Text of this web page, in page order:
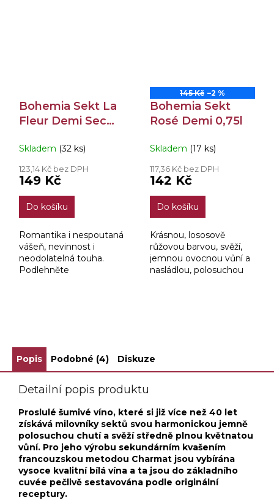
Bohemia Sekt La
Fleur Demi Sec
Skladem (32 ks)
123,14 Kč bez DPH
149 Kč
Do košíku
Romantika i nespoutaná
vášeň, nevinnost i
neodolatelná touha.
Podlehněte
145 Kč –2 %
Bohemia Sekt
Rosé Demi 0,75l
Skladem (17 ks)
117,36 Kč bez DPH
142 Kč
Do košíku
Krásnou, lososově
růžovou barvou, svěží,
jemnou ovocnou vůní a
nasládlou, polosuchou
Popis Podobné (4) Diskuze
Detailní popis produktu
Proslulé šumivé víno, které si již více než 40 let
získává milovníky sektů svou harmonickou jemně
polosuchou chutí a svěží středně plnou květnatou
vůní. Pro jeho výrobu sekundárním kvašením
francouzskou metodou Charmat jsou vybírána
vysoce kvalitní bílá vína a ta jsou do základního
cuvée pečlivě sestavována podle originální
receptury.